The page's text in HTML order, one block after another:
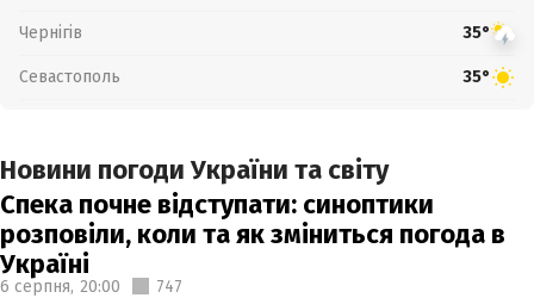
Чернігів 35°
Севастополь 35°
Новини погоди України та світу
Спека почне відступати: синоптики
розповіли, коли та як зміниться погода в
Україні
6 серпня, 20:00 747